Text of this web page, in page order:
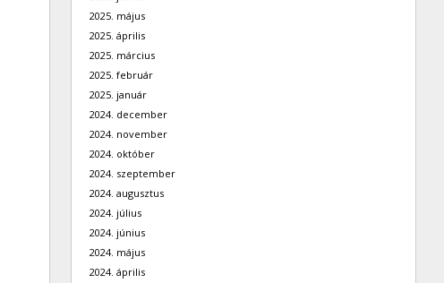
2025. május
2025. április
2025. március
2025. február
2025. január
2024. december
2024. november
2024. október
2024. szeptember
2024. augusztus
2024. július
2024. június
2024. május
2024. április